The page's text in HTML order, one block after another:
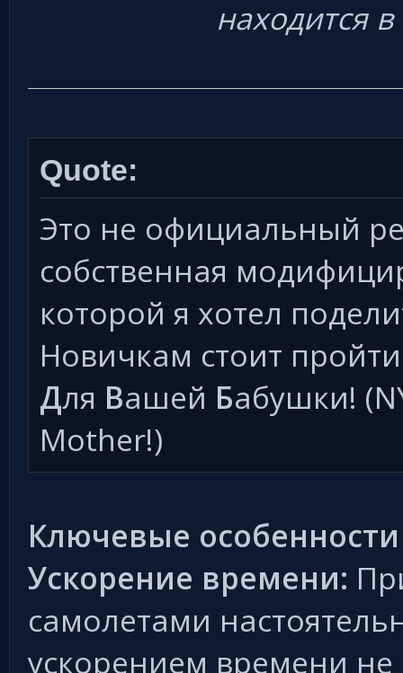
находится
Quote:
Это не официальный
собственная
которой я хотел
Новичкам стоит
Для Вашей Бабушки!
Mother!)
Ключевые
Ускорение времени:
самолетами
ускорением времени